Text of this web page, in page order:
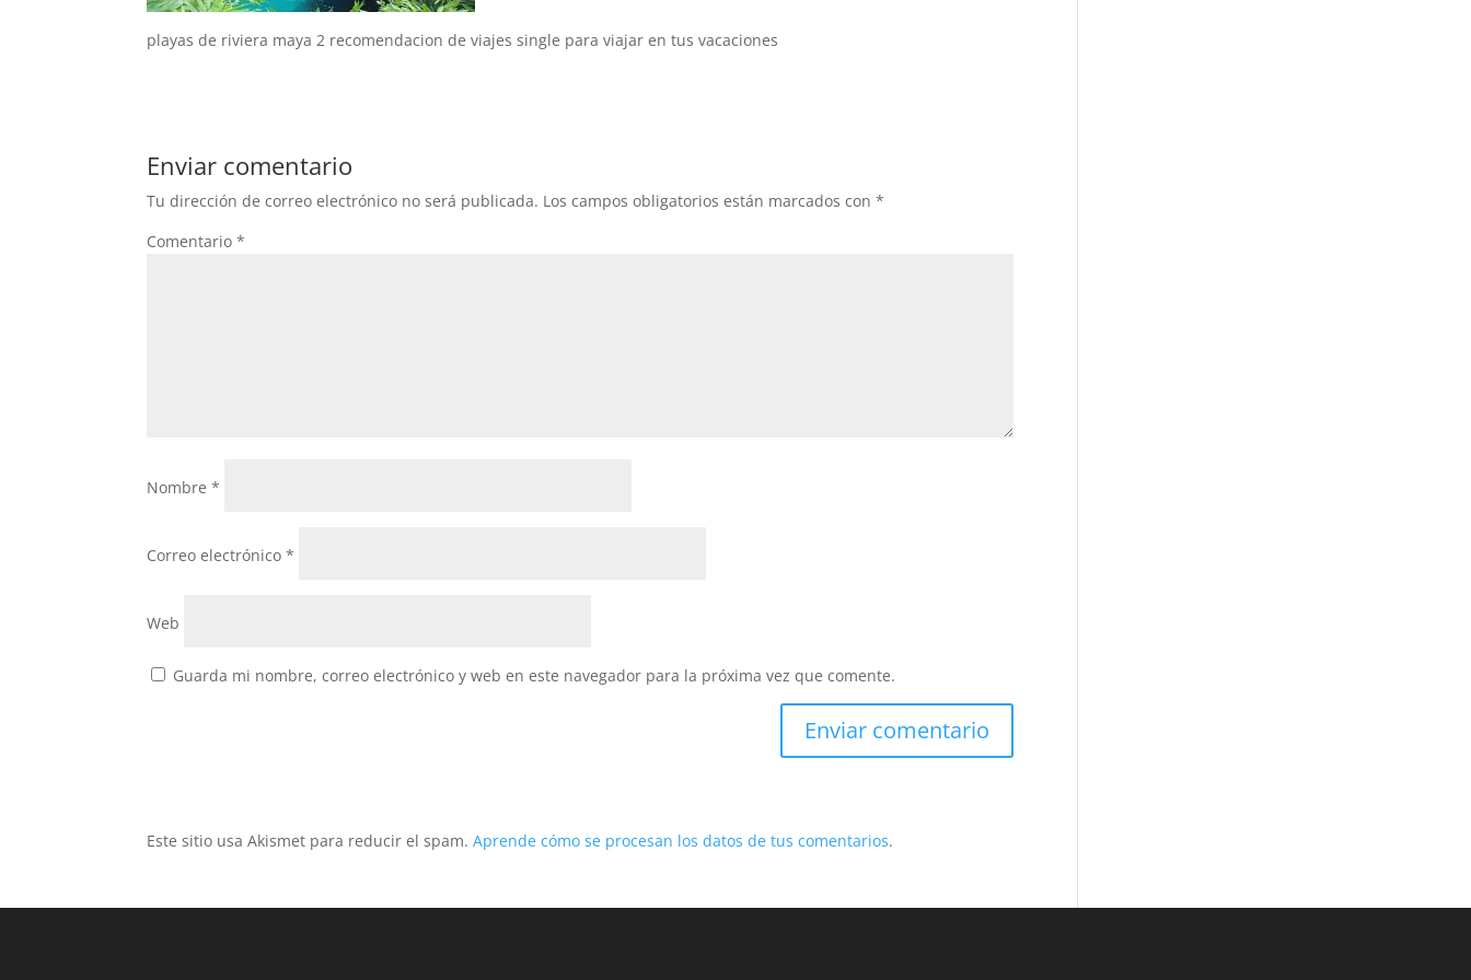
playas de riviera maya 2 recomendacion de viajes single para viajar en tus vacaciones
Enviar comentario
Tu dirección de correo electrónico no será publicada. Los campos obligatorios están marcados con*
Comentario*
Nombre*
Correo electrónico*
Web
Guarda mi nombre, correo electrónico y web en este navegador para la próxima vez que comente.
Este sitio usa Akismet para reducir el spam.Aprende cómo se procesan los datos de tus comentarios.